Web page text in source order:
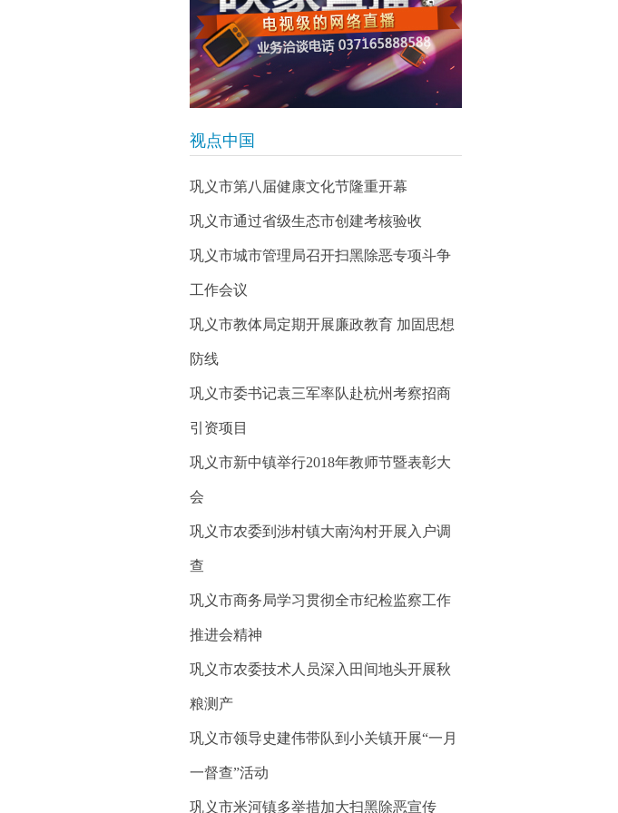
视点中国
巩义市第八届健康文化节隆重开幕
巩义市通过省级生态市创建考核验收
巩义市城市管理局召开扫黑除恶专项斗争
工作会议
巩义市教体局定期开展廉政教育 加固思想
防线
巩义市委书记袁三军率队赴杭州考察招商
引资项目
巩义市新中镇举行2018年教师节暨表彰大
会
巩义市农委到涉村镇大南沟村开展入户调
查
巩义市商务局学习贯彻全市纪检监察工作
推进会精神
巩义市农委技术人员深入田间地头开展秋
粮测产
巩义市领导史建伟带队到小关镇开展“一月
一督查”活动
巩义市米河镇多举措加大扫黑除恶宣传